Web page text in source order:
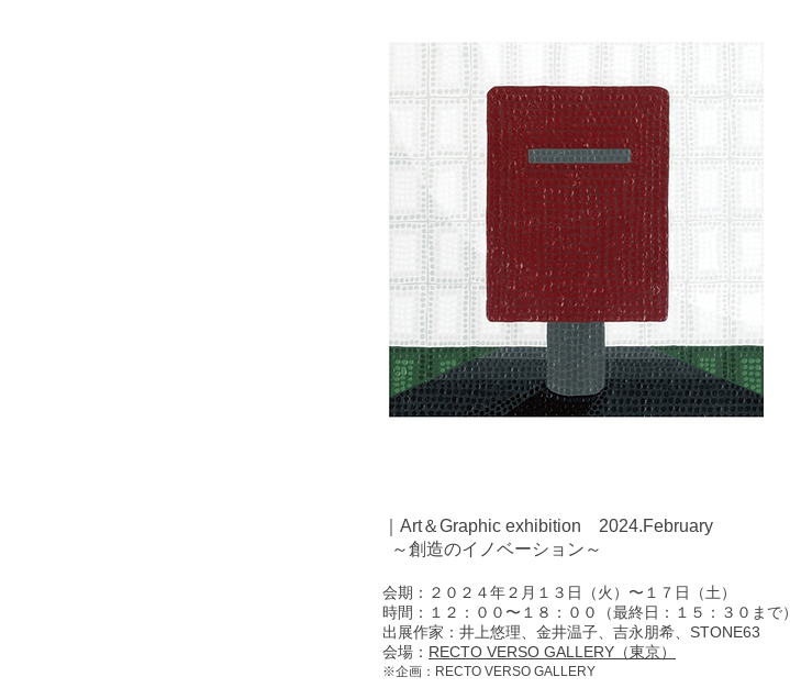
｜Art＆Graphic exhibition 2024.February
～創造のイノベーション～
会期：２０２４年２月１３日（火）〜１７日（土）
時間：１２：００〜１８：００（最終日：１５：３０まで）
出展作家：井上悠理、金井温子、吉永朋希、STONE63
会場： RECTO VERSO GALLERY（東京）
※企画：RECTO VERSO GALLERY